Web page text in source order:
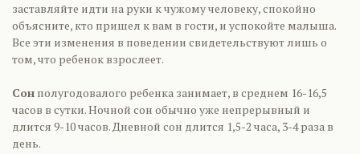
заставляйте идти на руки к чужому человеку, спокойно
объясните, кто пришел к вам в гости, и успокойте малыша.
Все эти изменения в поведении свидетельствуют лишь о
том, что ребенок взрослеет.
Сон полугодовалого ребенка занимает, в среднем 16-16,5
часов в сутки. Ночной сон обычно уже непрерывный и
длится 9-10 часов. Дневной сон длится 1,5-2 часа, 3-4 раза в
день.